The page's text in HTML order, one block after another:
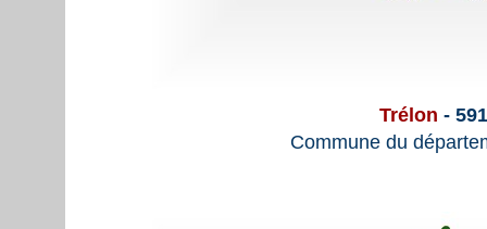
Trélon -
Commune du